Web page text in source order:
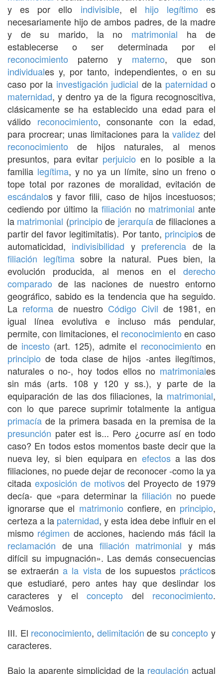
y es por ello indivisible, el hijo legítimo es
necesariamente hijo de ambos padres, de la madre
y de su marido, la no matrimonial ha de
establecerse o ser determinada por el
reconocimiento paterno y materno, que son
individuales y, por tanto, independientes, o en su
caso por la investigación judicial de la paternidad o
maternidad, y dentro ya de la figura recognoscitiva,
clásicamente se ha establecido una edad para el
válido reconocimiento, consonante con la edad,
para procrear; unas limitaciones para lavalidez del
reconocimiento de hijos naturales, al menos
presuntos, para evitar perjuicio en lo posible a la
familia legítima, y no ya un límite, sino un freno o
tope total por razones de moralidad, evitación de
escándalos y favor filii, caso de hijos incestuosos;
cediendo por último la filiación no matrimonial ante
la matrimonial (principio de jerarquíade filiaciones a
partir del favor legitimitatis). Por tanto, principios de
automaticidad, indivisibilidad y preferencia de la
filiación legítimasobre la natural. Pues bien, la
evolución producida, al menos en el derecho
comparado de las naciones de nuestro entorno
geográfico, sabido es la tendencia que ha seguido.
La reforma de nuestro Código Civil de 1981, en
igual línea evolutiva e incluso más pendular,
permite, con limitaciones, el reconocimiento en caso
de incesto (art. 125), admite el reconocimiento en
principio de toda clase de hijos -antes ilegítimos,
naturales o no-, hoy todos ellos no matrimoniales
sin más (arts. 108 y 120 y ss.), y parte de la
equiparación de las dos filiaciones, la matrimonial,
con lo que parece suprimir totalmente la antigua
primacía de la primera basada en la premisa de la
presunción pater est is... Pero ¿ocurre así en todo
caso? En todos estos momentos baste decir que la
nueva ley, si bien equipara en efectosa las dos
filiaciones, no puede dejar de reconocer -como la ya
citada exposición de motivosdel Proyecto de 1979
decía- que «para determinar lafiliación no puede
ignorarse que el matrimonio confiere, en principio,
certeza a la paternidad, y esta idea debe influir en el
mismo régimen de acciones, haciendo más fácil la
reclamación de una filiación matrimonial y más
difícil su impugnación». Las demás consecuencias
se extraerána la vistade los supuestos prácticos
que estudiaré, pero antes hay que deslindar los
caracteres y elconcepto del reconocimiento.
Veámoslos.
III. El reconocimiento, delimitación de suconcepto y
caracteres.
Bajo la aparente simplicidad de la regulación actual